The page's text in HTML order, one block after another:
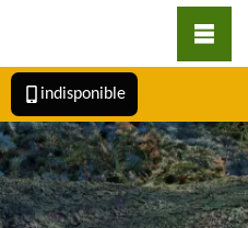
indisponible